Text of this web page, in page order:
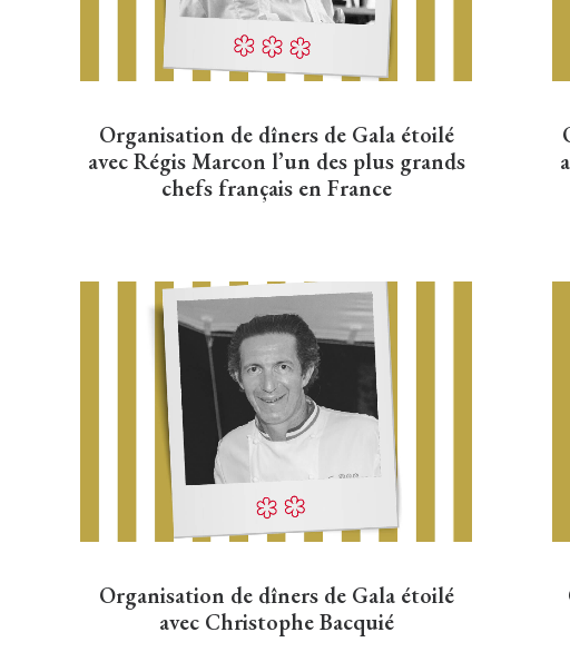
Organisation de dîners de Gala étoilé
avec Régis Marcon l’un des plus grands
chefs français en France
Organisation de dîners de Gala étoilé
avec Christophe Bacquié